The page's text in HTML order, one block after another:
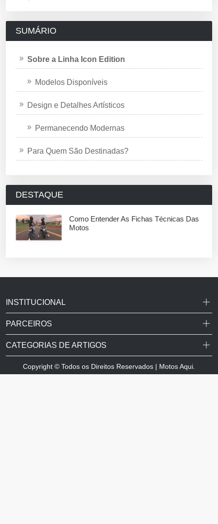
SUMÁRIO
Sobre a Linha Icon Edition
Modelos Disponíveis
Design e Detalhes Artísticos
Permanecendo Modernas
Para Quem São Destinadas?
DESTAQUE
Como Entender As Fichas Técnicas Das
Motos
INSTITUCIONAL
PARCEIROS
CATEGORIAS DE ARTIGOS
Copyright © Todos os Direitos Reservados | Motos Aqui.